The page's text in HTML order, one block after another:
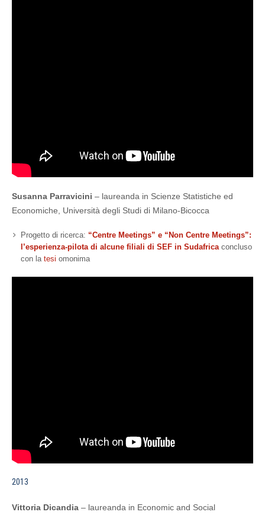
Susanna Parravicini – laureanda in Scienze Statistiche ed
Economiche, Università degli Studi di Milano-Bicocca
Progetto di ricerca: “Centre Meetings” e “Non Centre Meetings”:
l’esperienza-pilota di alcune filiali di SEF in Sudafrica concluso
con latesi omonima
2013
Vittoria Dicandia – laureanda in Economic and Social